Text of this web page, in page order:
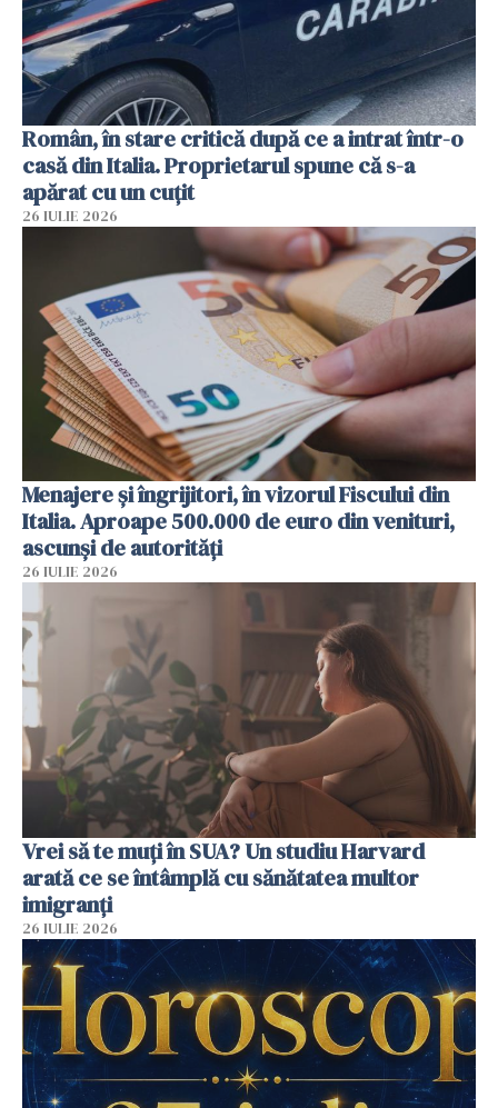
Român, în stare critică după ce a intrat într-o
casă din Italia. Proprietarul spune că s-a
apărat cu un cuțit
26 IULIE 2026
Menajere și îngrijitori, în vizorul Fiscului din
Italia. Aproape 500.000 de euro din venituri,
ascunși de autorități
26 IULIE 2026
Vrei să te muți în SUA? Un studiu Harvard
arată ce se întâmplă cu sănătatea multor
imigranți
26 IULIE 2026